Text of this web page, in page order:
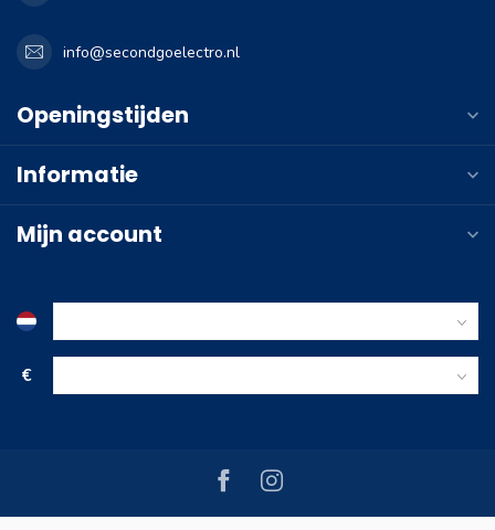
info@secondgoelectro.nl
Openingstijden
Informatie
Mijn account
€